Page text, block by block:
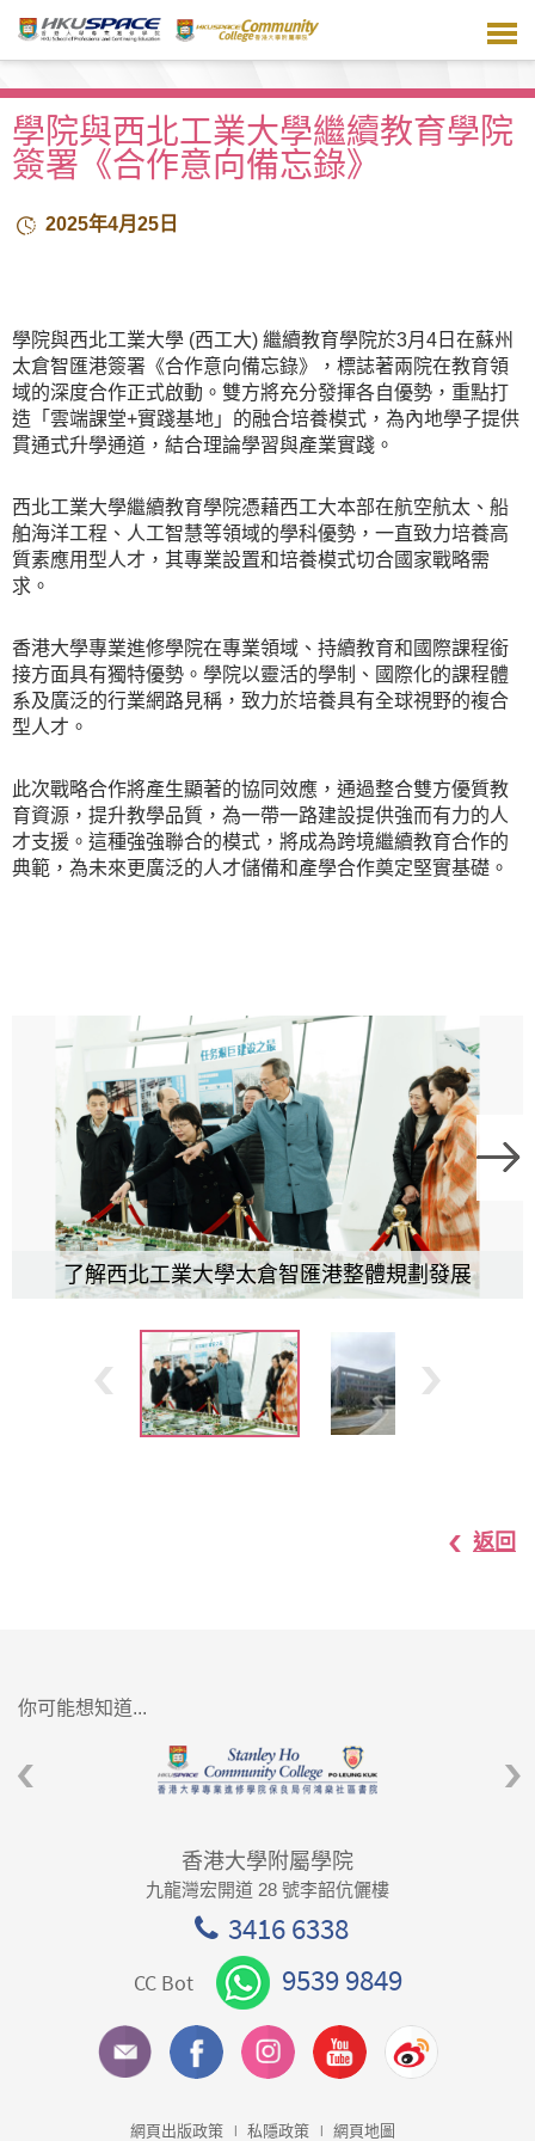
主
容學院與西北工業大學繼續教育學院
簽署《合作意向備忘錄》
2025年4月25日
學院與西北工業大學 (西工大) 繼續教育學院於3月4日在蘇州
太倉智匯港簽署《合作意向備忘錄》，標誌著兩院在教育領
域的深度合作正式啟動。雙方將充分發揮各自優勢，重點打
造「雲端課堂+實踐基地」的融合培養模式，為內地學子提供
貫通式升學通道，結合理論學習與產業實踐。
西北工業大學繼續教育學院憑藉西工大本部在航空航太、船
舶海洋工程、人工智慧等領域的學科優勢，一直致力培養高
質素應用型人才，其專業設置和培養模式切合國家戰略需
求。
香港大學專業進修學院在專業領域、持續教育和國際課程銜
接方面具有獨特優勢。學院以靈活的學制、國際化的課程體
系及廣泛的行業網路見稱，致力於培養具有全球視野的複合
型人才。
此次戰略合作將產生顯著的協同效應，通過整合雙方優質教
育資源，提升教學品質，為一帶一路建設提供強而有力的人
才支援。這種強強聯合的模式，將成為跨境繼續教育合作的
典範，為未來更廣泛的人才儲備和產學合作奠定堅實基礎。
了解西北工業大學太倉智匯港整體規劃發展
返回
你可能想知道...
香港大學附屬學院
九龍灣宏開道 28 號李韶伉儷樓
3416 6338
CC Bot 9539 9849
網頁出版政策 私隱政策 網頁地圖